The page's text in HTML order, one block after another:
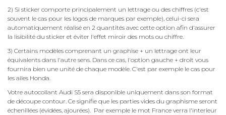
2) Si sticker comporte principalement un lettrage ou des chiffres (c'est
souvent le cas pour les logos de marques par exemple), celui-ci sera
automatiquement réalisé en 2 quantités avec cette option afin d'assurer
la lisibilité du sticker et éviter l'effet miroir des mots ou chiffre.
3) Certains modèles comprenant un graphise + un lettrage ont leur
équivalents dans l'autre sens. Dans ce cas, l'option gauche + droit vous
fournira bien une unité de chaque modèle. C'est par exemple le cas pour
les ailes Honda.
Votre autocollant Audi S5 sera disponible uniquement dans son format
de découpe contour. Ce signifie que les parties vides du graphisme seront
échenillées (évidées, ajourées). Par exemple le mot France verra l'interieur